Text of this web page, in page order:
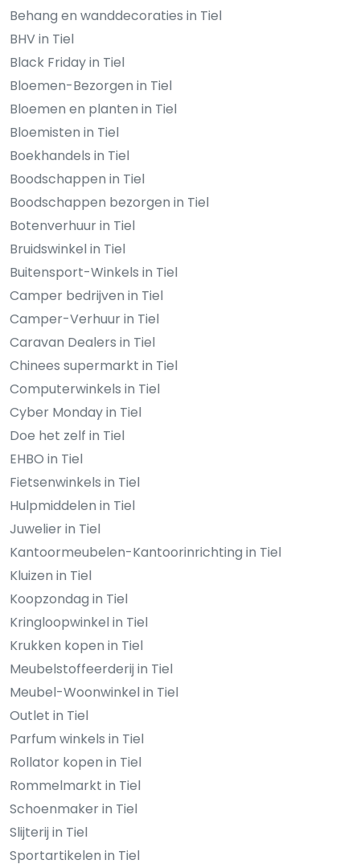
Behang en wanddecoraties in Tiel
BHV in Tiel
Black Friday in Tiel
Bloemen-Bezorgen in Tiel
Bloemen en planten in Tiel
Bloemisten in Tiel
Boekhandels in Tiel
Boodschappen in Tiel
Boodschappen bezorgen in Tiel
Botenverhuur in Tiel
Bruidswinkel in Tiel
Buitensport-Winkels in Tiel
Camper bedrijven in Tiel
Camper-Verhuur in Tiel
Caravan Dealers in Tiel
Chinees supermarkt in Tiel
Computerwinkels in Tiel
Cyber Monday in Tiel
Doe het zelf in Tiel
EHBO in Tiel
Fietsenwinkels in Tiel
Hulpmiddelen in Tiel
Juwelier in Tiel
Kantoormeubelen-Kantoorinrichting in Tiel
Kluizen in Tiel
Koopzondag in Tiel
Kringloopwinkel in Tiel
Krukken kopen in Tiel
Meubelstoffeerderij in Tiel
Meubel-Woonwinkel in Tiel
Outlet in Tiel
Parfum winkels in Tiel
Rollator kopen in Tiel
Rommelmarkt in Tiel
Schoenmaker in Tiel
Slijterij in Tiel
Sportartikelen in Tiel